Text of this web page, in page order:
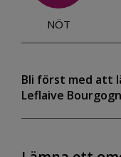
NÖT
Bli först med att
Leflaive